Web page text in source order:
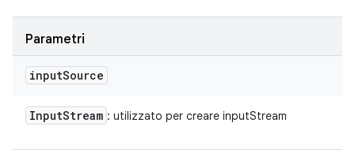
Parametri
inputSource
InputStream : utilizzato per creare inputStream